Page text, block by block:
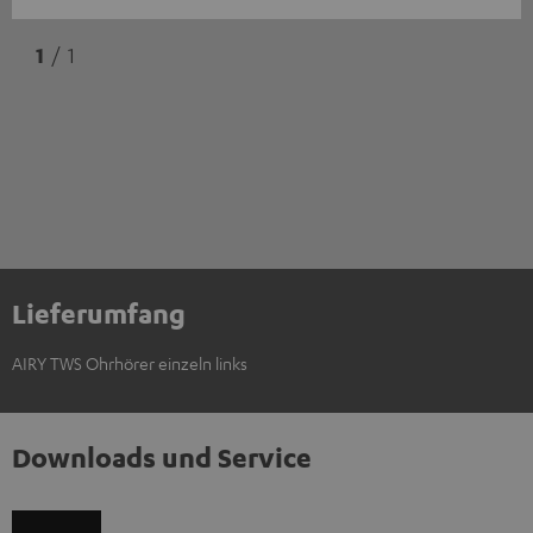
1 / 1
Lieferumfang
AIRY TWS Ohrhörer einzeln links
Downloads und Service